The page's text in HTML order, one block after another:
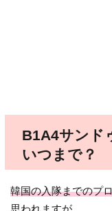
B1A4サンド
いつまで？
韓国の入隊までのプ
思われますが